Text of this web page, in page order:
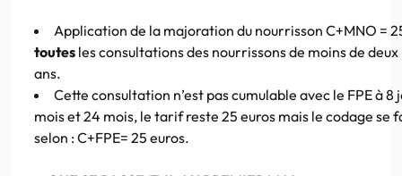
Application de la majoration du nourrisson C+MNO =
toutes les consultations des nourrissons de moins de deux
ans.
Cette consultation n’est pas cumulable avec le FPE à 8
mois et 24 mois, le tarif reste 25 euros mais le codage se
selon : C+FPE= 25 euros.